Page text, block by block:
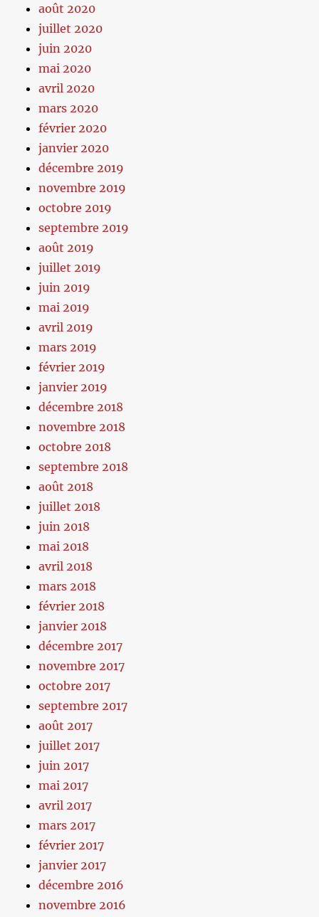
août 2020
juillet 2020
juin 2020
mai 2020
avril 2020
mars 2020
février 2020
janvier 2020
décembre 2019
novembre 2019
octobre 2019
septembre 2019
août 2019
juillet 2019
juin 2019
mai 2019
avril 2019
mars 2019
février 2019
janvier 2019
décembre 2018
novembre 2018
octobre 2018
septembre 2018
août 2018
juillet 2018
juin 2018
mai 2018
avril 2018
mars 2018
février 2018
janvier 2018
décembre 2017
novembre 2017
octobre 2017
septembre 2017
août 2017
juillet 2017
juin 2017
mai 2017
avril 2017
mars 2017
février 2017
janvier 2017
décembre 2016
novembre 2016